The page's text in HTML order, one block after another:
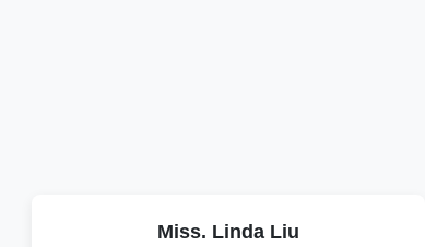
Miss. Linda Liu